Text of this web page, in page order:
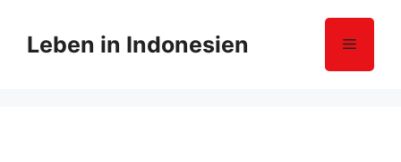
Leben in Indonesien Menü